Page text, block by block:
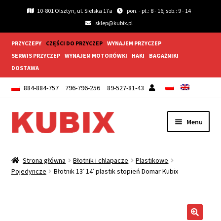
10-801 Olsztyn, ul. Sielska 17a
pon. - pt.: 8 - 16, sob.: 9 - 14
sklep@kubix.pl
PRZYCZEPY CZĘŚCI DO PRZYCZEP
WYNAJEM PRZYCZEP
SERWIS PRZYCZEP
WYNAJEM MOTORÓWKI HAKI
BAGAŻNIKI
DOSTAWA
884-884-757 796-796-256 89-527-81-43
Przejdź
do
Przejdź
do
Menu
Błotnik i chlapacze
menu
Strona główna Błotnik i chlapacze
Plastikowe
Pojedyncze
Błotnik 13′ 14′ plastik stopień Domar Kubix